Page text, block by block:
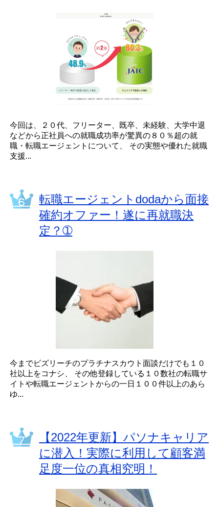
今回は、２０代、フリーター、既卒、未経験、大学中退
などから正社員への就職成功率が驚異の８０％超の就
職・転職エージェントについて、 その実態や優れた就職
支援...
転職エージェントdodaから面接
確約オファー！遂に再就職決
定？➀
今までビズリーチのプラチナスカウト面談だけでも１０
社以上をコナシ、 その他登録している１０数社の転職サ
イトや転職エージェントからの一日１００件以上のあら
ゆ...
【2022年更新】パソナキャリア
に潜入！実際に利用して顧客満
足度一位の真相究明！